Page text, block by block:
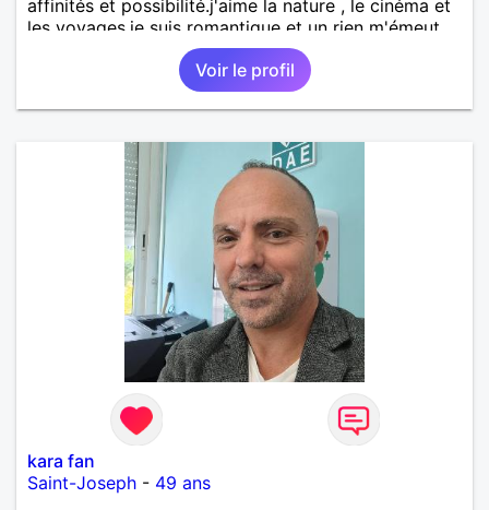
affinités et possibilité.j'aime la nature , le cinéma et
les voyages.je suis romantique et un rien m'émeut.
Voir le profil
kara fan
Saint-Joseph - 49 ans